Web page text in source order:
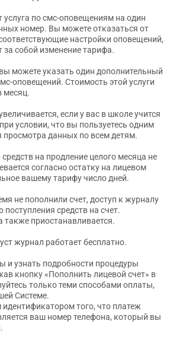
услуга по смс-оповещениям на один
номер. Вы можете отказаться от
настройки оповещений,
за собой изменение тарифа.
можете указать один дополнительный
оповещений. Стоимость этой услуги
месяц.
если у вас в школе учится
условии, что вы пользуетесь одним
просмотра данных по всем детям.
на продление целого месяца не
согласно остатку на лицевом
вашему тарифу число дней.
не пополнили счет, доступ к журналу
поступления средств на счет.
также приостанавливается.
журнал работает бесплатно.
и узнать подробности процедуры
кнопку «Пополнить лицевой счет» в
только теми способами оплаты,
Системе.
того, что платеж
ваш номер телефона, который вы